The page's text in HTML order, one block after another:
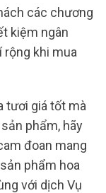
các chương
kiệm ngân
rộng khi mua
tươi giá tốt mà
phẩm, hãy
đoan mang
phẩm hoa
với dịch Vụ